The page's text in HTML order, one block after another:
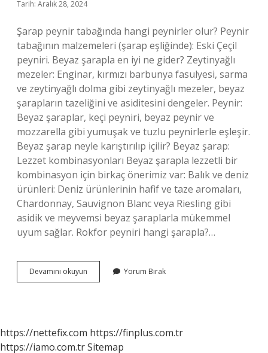
Tarih: Aralık 28, 2024
Şarap peynir tabağında hangi peynirler olur? Peynir
tabağının malzemeleri (şarap eşliğinde): Eski Çeçil
peyniri. Beyaz şarapla en iyi ne gider? Zeytinyağlı
mezeler: Enginar, kırmızı barbunya fasulyesi, sarma
ve zeytinyağlı dolma gibi zeytinyağlı mezeler, beyaz
şarapların tazeliğini ve asiditesini dengeler. Peynir:
Beyaz şaraplar, keçi peyniri, beyaz peynir ve
mozzarella gibi yumuşak ve tuzlu peynirlerle eşleşir.
Beyaz şarap neyle karıştırılıp içilir? Beyaz şarap:
Lezzet kombinasyonları Beyaz şarapla lezzetli bir
kombinasyon için birkaç önerimiz var: Balık ve deniz
ürünleri: Deniz ürünlerinin hafif ve taze aromaları,
Chardonnay, Sauvignon Blanc veya Riesling gibi
asidik ve meyvemsi beyaz şaraplarla mükemmel
uyum sağlar. Rokfor peyniri hangi şarapla?…
Devamını okuyun
Şarapla
Yorum Bırak
https://nettefix.com https://finplus.com.tr
https://iamo.com.trSitemap